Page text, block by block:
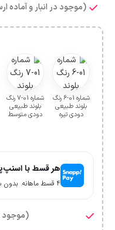
(موجود در انبار و آماده
شماره 01-6 رنگ
بلوند طبیعی
دودی تیره
شماره 01-7 رنگ
بلوند طبیعی
دودی متوسط
هر قسط با
۴ قسط ماهانه. بدون سود، چک و ضامن.
(موجود